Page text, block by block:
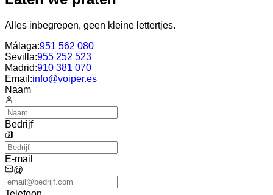
Alles inbegrepen, geen kleine lettertjes.
Málaga:951 562 080
Sevilla:955 252 523
Madrid:910 381 070
Email:info@voiper.es
Naam
Bedrijf
E-mail
@